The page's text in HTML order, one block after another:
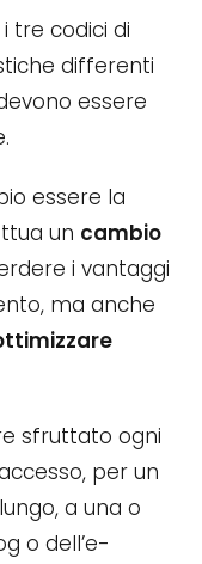
tre codici di
differenti
essere
essere la
un cambio
i vantaggi
ma anche
sfruttato ogni
per un
a una o
o dell’e-